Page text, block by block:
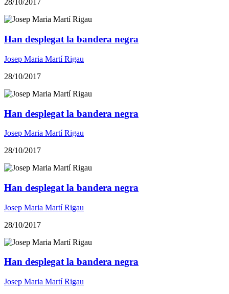
28/10/2017
Han desplegat la bandera negra
Josep Maria Martí Rigau
28/10/2017
Han desplegat la bandera negra
Josep Maria Martí Rigau
28/10/2017
Han desplegat la bandera negra
Josep Maria Martí Rigau
28/10/2017
Han desplegat la bandera negra
Josep Maria Martí Rigau